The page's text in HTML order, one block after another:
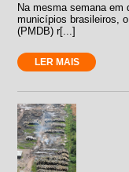
Na mesma semana em
municípios brasileiros,
(PMDB) r[...]
LER MAIS